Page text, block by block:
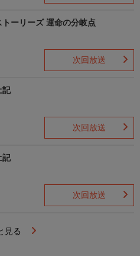
トーリーズ 運命の分岐点
次回放送
記
次回放送
記
次回放送
見る